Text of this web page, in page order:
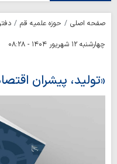
صفحه اصلی حوزه علمیه قم
چهارشنبه ۱۲ شهریور ۱۴۰۴ - ۰۸:۲۸
«تولید، پیشران